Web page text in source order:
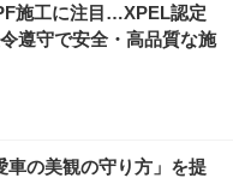
施工に注目…XPEL認定
遵守で安全・高品質な施
の美観の守り方」を提